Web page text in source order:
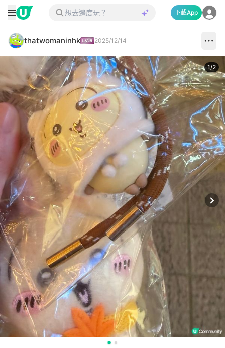
下載App
thatwomaninhk 2025/12/14
1/2